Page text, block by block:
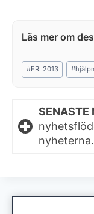
Post
Tags:
#FRI 2013 #
SENASTE
nyheterna.